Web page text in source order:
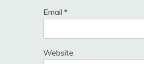
Email *
Website